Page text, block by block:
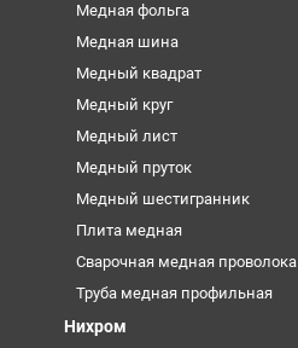
Медная фольга
Медная шина
Медный квадрат
Медный круг
Медный лист
Медный пруток
Медный шестигранник
Плита медная
Сварочная медная проволока
Труба медная профильная
Нихром